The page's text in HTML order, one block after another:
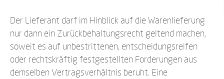
Der Lieferant darf im Hinblick auf die Warenlieferung
nur dann ein Zurückbehaltungsrecht geltend machen,
soweit es auf unbestrittenen, entscheidungsreifen
oder rechtskräftig festgestellten Forderungen aus
demselben Vertragsverhältnis beruht. Eine